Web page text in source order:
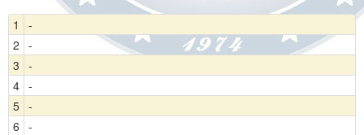
1
-
2 -
3 -
4 -
5 -
6 -